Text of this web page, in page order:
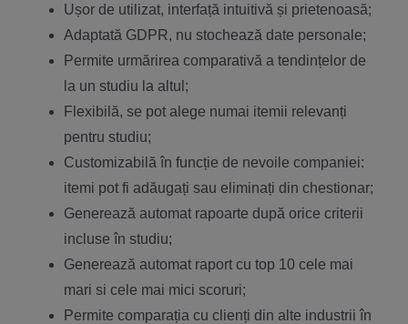
Ușor de utilizat, interfață intuitivă și prietenoasă;
Adaptată GDPR, nu stochează date personale;
Permite urmărirea comparativă a tendințelor de
la un studiu la altul;
Flexibilă, se pot alege numai itemii relevanți
pentru studiu;
Customizabilă în funcție de nevoile companiei:
itemi pot fi adăugați sau eliminați din chestionar;
Generează automat rapoarte după orice criterii
incluse în studiu;
Generează automat raport cu top 10 cele mai
mari si cele mai mici scoruri;
Permite comparația cu clienți din alte industrii în